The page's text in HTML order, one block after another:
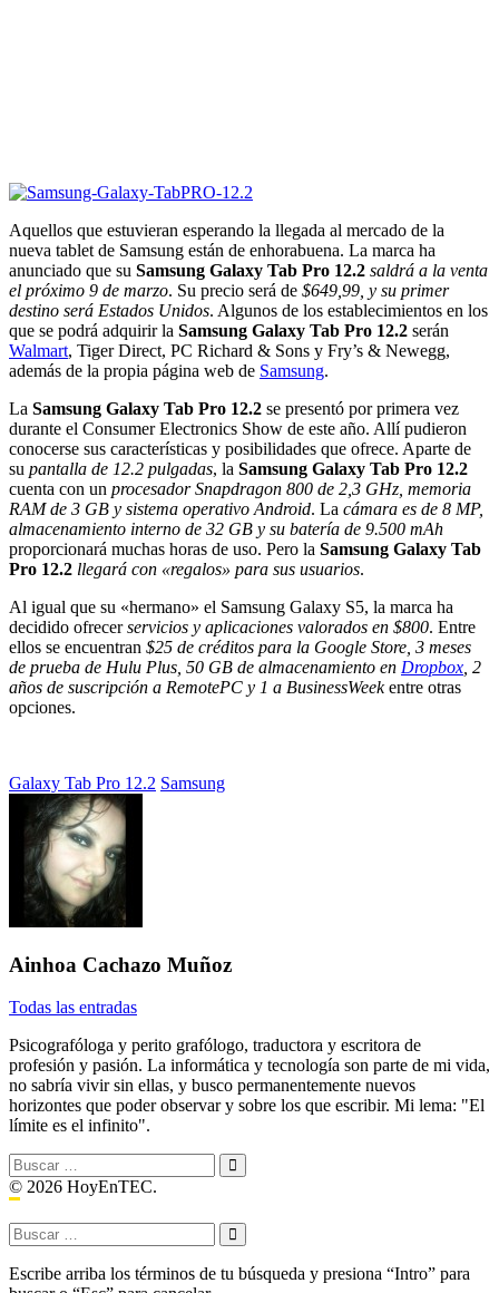
Aquellos que estuvieran esperando la llegada al mercado de la
nueva tablet de Samsung están de enhorabuena. La marca ha
anunciado que su Samsung Galaxy Tab Pro 12.2 saldrá a la venta
el próximo 9 de marzo. Su precio será de $649,99, y su primer
destino será Estados Unidos. Algunos de los establecimientos en los
que se podrá adquirir la Samsung Galaxy Tab Pro 12.2 serán
Walmart, Tiger Direct, PC Richard & Sons y Fry’s & Newegg,
además de la propia página web de Samsung.
La Samsung Galaxy Tab Pro 12.2 se presentó por primera vez
durante el Consumer Electronics Show de este año. Allí pudieron
conocerse sus características y posibilidades que ofrece. Aparte de
su pantalla de 12.2 pulgadas, la Samsung Galaxy Tab Pro 12.2
cuenta con un procesador Snapdragon 800 de 2,3 GHz, memoria
RAM de 3 GB y sistema operativo Android. La cámara es de 8 MP,
almacenamiento interno de 32 GB y su batería de 9.500 mAh
proporcionará muchas horas de uso. Pero la Samsung Galaxy Tab
Pro 12.2 llegará con «regalos» para sus usuarios.
Al igual que su «hermano» el Samsung Galaxy S5, la marca ha
decidido ofrecerservicios y aplicaciones valorados en $800. Entre
ellos se encuentran $25 de créditos para la Google Store, 3 meses
de prueba de Hulu Plus, 50 GB de almacenamiento en Dropbox , 2
años de suscripción a RemotePC y 1 a BusinessWeekentre otras
opciones.
Etiquetado
con:
Galaxy Tab Pro 12.2 Samsung
Ainhoa Cachazo Muñoz
Todas las entradas
Psicografóloga y perito grafólogo, traductora y escritora de
profesión y pasión. La informática y tecnología son parte de mi vida,
no sabría vivir sin ellas, y busco permanentemente nuevos
horizontes que poder observar y sobre los que escribir. Mi lema: "El
límite es el infinito".
Buscar:
© 2026 HoyEnTEC.
Buscar:
Escribe arriba los términos de tu búsqueda y presiona “Intro” para